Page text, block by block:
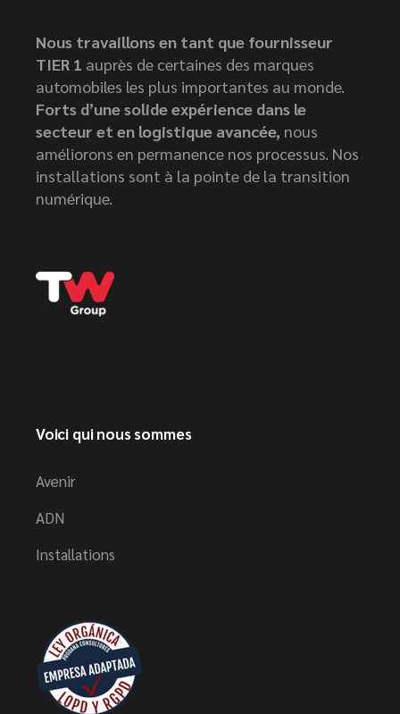
Nous travaillons en tant que fournisseur
TIER 1 auprès de certaines des marques
automobiles les plus importantes au monde.
Forts d’une solide expérience dans le
secteur et en logistique avancée, nous
améliorons en permanence nos processus. Nos
installations sont à la pointe de la transition
numérique.
Voici qui nous sommes
Avenir
ADN
Installations